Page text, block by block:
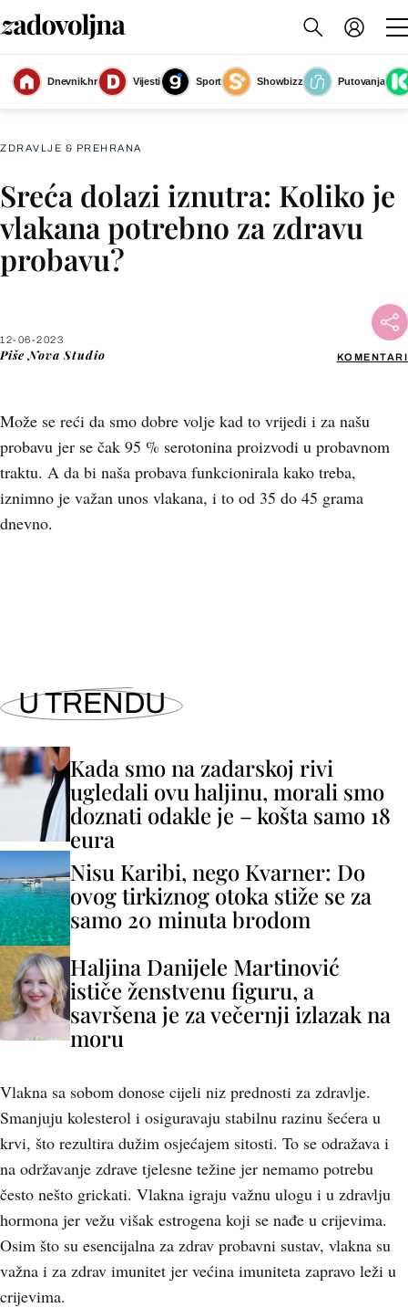
Dnevnik.hr Vijesti Sport Showbizz
Putovanja
SenSia Fibers
(Foto: Nova Studio/Pavao Bobinac)
ZDRAVLJE & PREHRANA
Sreća dolazi iznutra: Koliko je
vlakana potrebno za zdravu
probavu?
12-06-2023
Piše Nova Studio KOMENTARI
Može se reći da smo dobre volje kad to vrijedi i za našu
probavu jer se čak 95 % serotonina proizvodi u probavnom
traktu. A da bi naša probava funkcionirala kako treba,
iznimno je važan unos vlakana, i to od 35 do 45 grama
dnevno.
Facebook
X
U TRENDU
Kada smo na zadarskoj rivi
ugledali ovu haljinu, morali smo
doznati odakle je – košta samo 18
eura
Nisu Karibi, nego Kvarner: Do
ovog tirkiznog otoka stiže se za
samo 20 minuta brodom
Haljina Danijele Martinović
ističe ženstvenu figuru, a
savršena je za večernji izlazak na
moru
Vlakna sa sobom donose cijeli niz prednosti za zdravlje.
Smanjuju kolesterol i osiguravaju stabilnu razinu šećera u
krvi, što rezultira dužim osjećajem sitosti. To se odražava i
na održavanje zdrave tjelesne težine jer nemamo potrebu
često nešto grickati. Vlakna igraju važnu ulogu i u zdravlju
hormona jer vežu višak estrogena koji se nađe u crijevima.
Osim što su esencijalna za zdrav probavni sustav, vlakna su
važna i za zdrav imunitet jer većina imuniteta zapravo leži u
crijevima.